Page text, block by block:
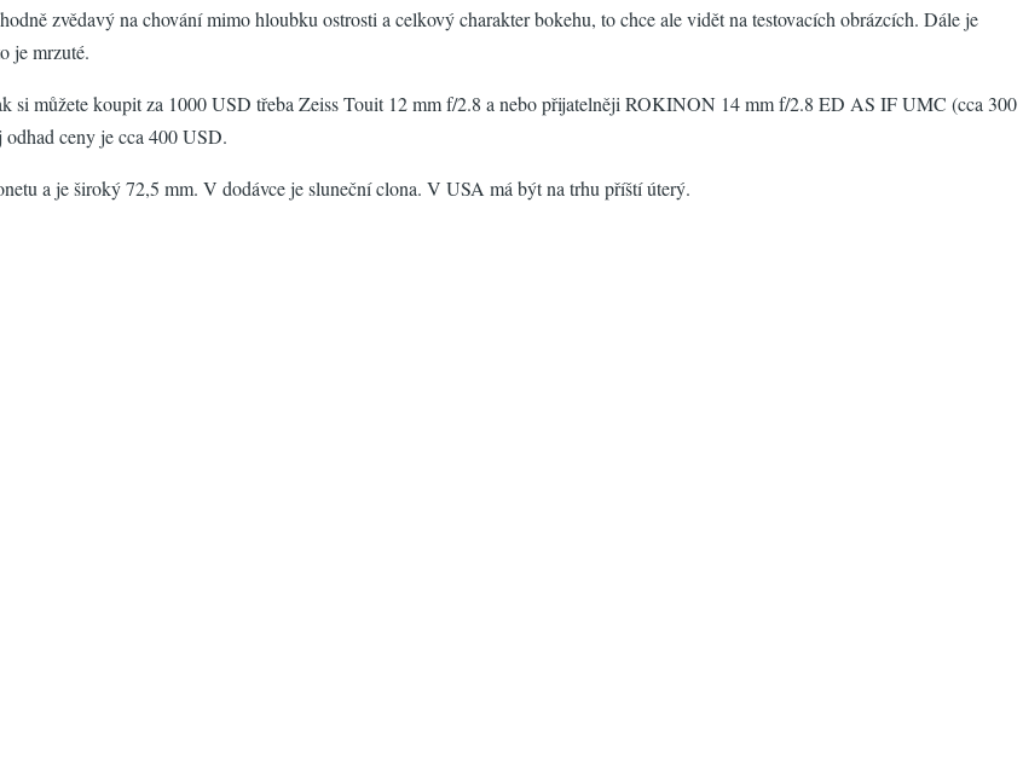
zvědavý na chování mimo hloubku ostrosti a celkový charakter bokehu, to chce ale vidět na testovacích obrázcích. Dále je
je mrzuté.
si můžete koupit za 1000 USD třeba Zeiss Touit 12 mm f/2.8 a nebo přijatelněji ROKINON 14 mm f/2.8 ED AS IF UMC (cca 300
ceny je cca 400 USD.
a je široký 72,5 mm. V dodávce je sluneční clona. V USA má být na trhu příští úterý.